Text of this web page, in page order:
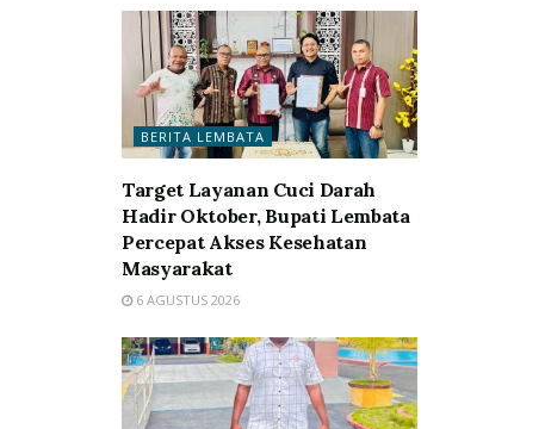
BERITA LEMBATA
Target Layanan Cuci Darah
Hadir Oktober, Bupati Lembata
Percepat Akses Kesehatan
Masyarakat
6 AGUSTUS 2026